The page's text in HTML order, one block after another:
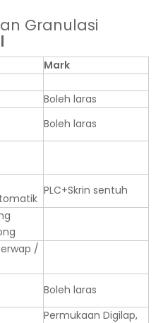
Granulasi
Mark
Boleh laras
Boleh laras
PLC+Skrin sentuh
/
Boleh laras
Permukaan Digilap,